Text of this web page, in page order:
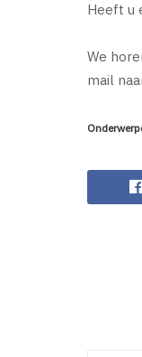
Heeft u
We
mail